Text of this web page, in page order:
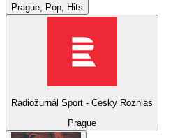
Prague, Pop, Hits
Radiožurnál Sport - Cesky Rozhlas
Prague